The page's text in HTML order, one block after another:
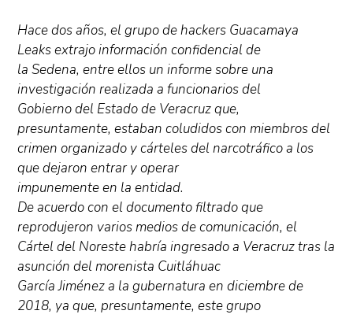
Hace dos años, el grupo de hackers Guacamaya
Leaks extrajo información confidencial de
la Sedena, entre ellos un informe sobre una
investigación realizada a funcionarios del
Gobierno del Estado de Veracruz que,
presuntamente, estaban coludidos con miembros del
crimen organizado y cárteles del narcotráfico a los
que dejaron entrar y operar
impunemente en la entidad.
De acuerdo con el documento filtrado que
reprodujeron varios medios de comunicación, el
Cártel del Noreste habría ingresado a Veracruz tras la
asunción del morenista Cuitláhuac
García Jiménez a la gubernatura en diciembre de
2018, ya que, presuntamente, este grupo